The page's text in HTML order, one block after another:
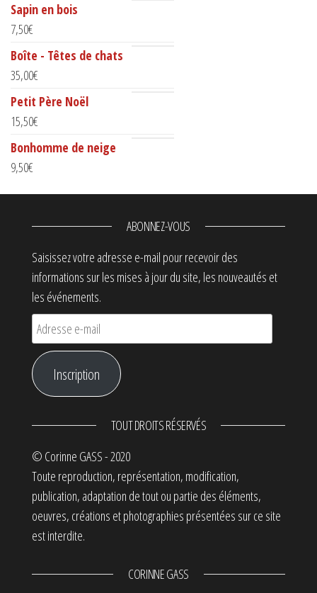
Sapin en bois
7,50€
Boîte - Têtes de chats
35,00€
Petit Père Noël
15,50€
Bonhomme de neige
9,50€
ABONNEZ-VOUS
Saisissez votre adresse e-mail pour recevoir des
informations sur les mises à jour du site, les nouveautés et
les événements.
Adresse e-mail
Inscription
TOUT DROITS RÉSERVÉS
© Corinne GASS - 2020
Toute reproduction, représentation, modification,
publication, adaptation de tout ou partie des éléments,
oeuvres, créations et photographies présentées sur ce site
est interdite.
CORINNE GASS